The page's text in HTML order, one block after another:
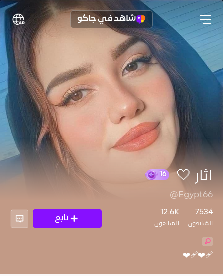
شاهد في جاكو
آثار 🤍
@Egypt66
7534
المُتابعون
12.6K
المتابعون
تابع
❤️‍🩹❤️‍🩹